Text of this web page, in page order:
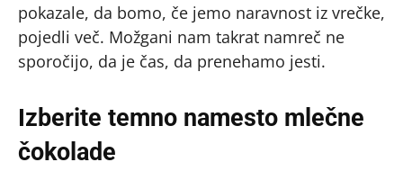
pokazale, da bomo, če jemo naravnost iz vrečke,
pojedli več. Možgani nam takrat namreč ne
sporočijo, da je čas, da prenehamo jesti.
Izberite temno namesto mlečne
čokolade